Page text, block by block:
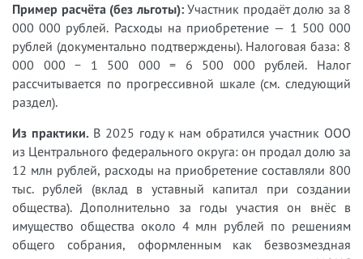
Пример расчёта (без льготы):Участник продаёт долю за 8
000 000 рублей. Расходы на приобретение — 1 500 000
рублей (документально подтверждены). Налоговая база: 8
000 000 − 1 500 000 = 6 500 000 рублей. Налог
рассчитывается по прогрессивной шкале (см. следующий
раздел).
Из практики. В 2025 году к нам обратился участник ООО
из Центрального федерального округа: он продал долю за
12 млн рублей, расходы на приобретение составляли 800
тыс. рублей (вклад в уставный капитал при создании
общества). Дополнительно за годы участия он внёс в
имущество общества около 4 млн рублей по решениям
общего собрания, оформленным как безвозмездная